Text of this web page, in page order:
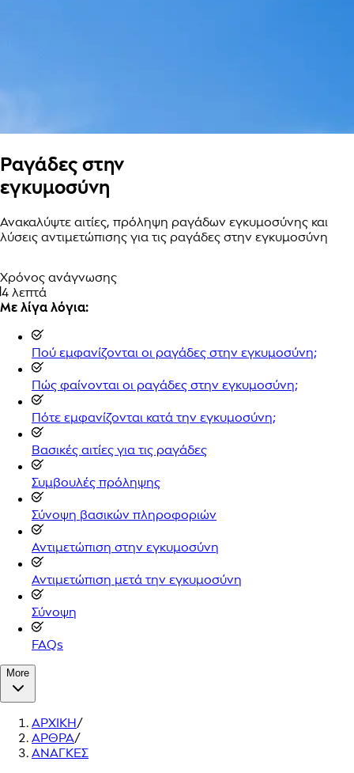
Ραγάδες στην
εγκυμοσύνη
Ανακαλύψτε αιτίες, πρόληψη ραγάδων εγκυμοσύνης και
λύσεις αντιμετώπισης για τις ραγάδες στην εγκυμοσύνη
Χρόνος ανάγνωσης
4 λεπτά
Με λίγα λόγια:
Πού εμφανίζονται οι ραγάδες στην εγκυμοσύνη;
Πώς φαίνονται οι ραγάδες στην εγκυμοσύνη;
Πότε εμφανίζονται κατά την εγκυμοσύνη;
Βασικές αιτίες για τις ραγάδες
Συμβουλές πρόληψης
Σύνοψη βασικών πληροφοριών
Αντιμετώπιση στην εγκυμοσύνη
Αντιμετώπιση μετά την εγκυμοσύνη
Σύνοψη
FAQs
More
ΑΡΧΙΚΗ/
ΑΡΘΡΑ/
ΑΝΑΓΚΕΣ